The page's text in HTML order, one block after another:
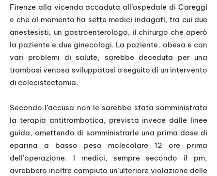
Firenze alla vicenda accaduta all’ospedale di Careggi
e che al momento ha sette medici indagati, tra cui due
anestesisti, un gastroenterologo, il chirurgo che operò
la paziente e due ginecologi. La paziente, obesa e con
vari problemi di salute, sarebbe deceduta per una
trombosi venosa sviluppatasi a seguito di un intervento
di colecistectomia.
Secondo l’accusa non le sarebbe stata somministrata
la terapia antitrombotica, prevista invece dalle linee
guida, omettendo di somministrarle una prima dose di
eparina a basso peso molecolare 12 ore prima
dell’operazione. I medici, sempre secondo il pm,
avrebbero inoltre compiuto un’ulteriore violazione delle